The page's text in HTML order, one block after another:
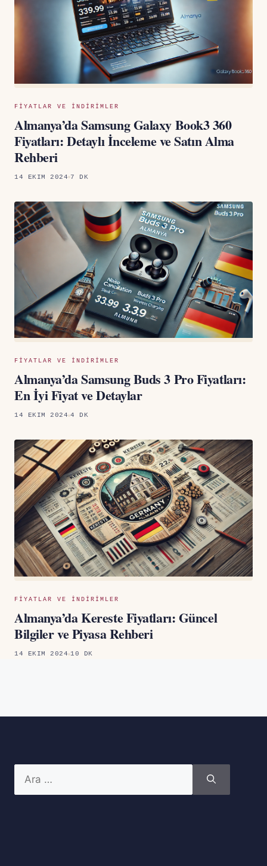
FIYATLAR VE INDIRIMLER
Almanya’da Samsung Galaxy Book3 360
Fiyatları: Detaylı İnceleme ve Satın Alma
Rehberi
14 EKIM 2024 7 DK
FIYATLAR VE INDIRIMLER
Almanya’da Samsung Buds 3 Pro Fiyatları:
En İyi Fiyat ve Detaylar
14 EKIM 2024 4 DK
FIYATLAR VE INDIRIMLER
Almanya’da Kereste Fiyatları: Güncel
Bilgiler ve Piyasa Rehberi
14 EKIM 2024 10 DK
ara